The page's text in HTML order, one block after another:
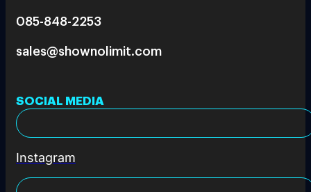
085-848-2253
sales@shownolimit.com
SOCIAL MEDIA
Instagram